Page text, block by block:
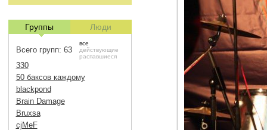
Группы Люди
Всего групп: 63
все
действующие
распавшиеся
330
50 баксов каждому
blackpond
Brain Damage
Bruxsa
cjMeF